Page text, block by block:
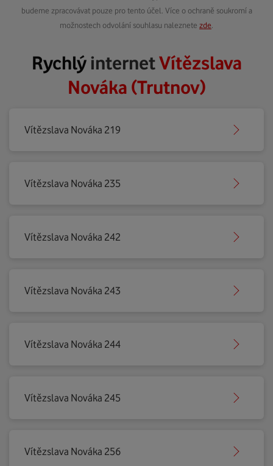
budeme zpracovávat pouze pro tento účel. Více o ochraně soukromí a
možnostech odvolání souhlasu naleznete zde
RychlýinternetVítězslava
Nováka (Trutnov)
Vítězslava Nováka 219
Vítězslava Nováka 235
Vítězslava Nováka 242
Vítězslava Nováka 243
Vítězslava Nováka 244
Vítězslava Nováka 245
Vítězslava Nováka 256